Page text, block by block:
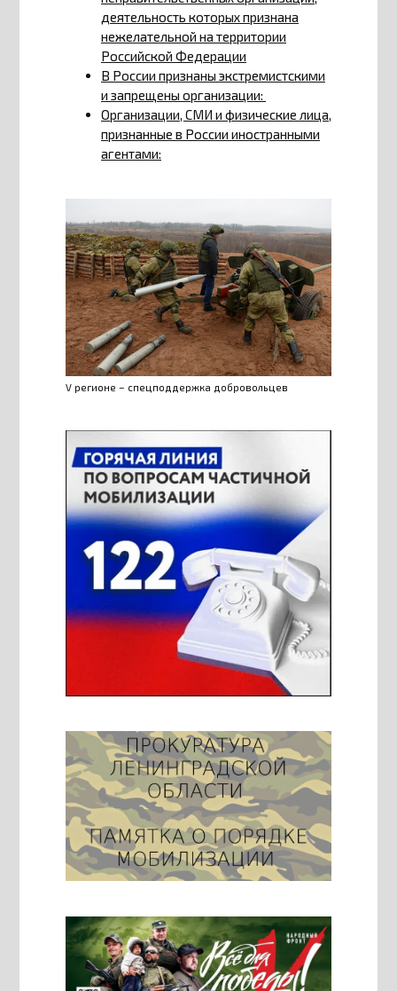
деятельность которых признана
нежелательной на территории
Российской Федерации
В России признаны экстремистскими
и запрещены организации:
Организации, СМИ и физические лица,
признанные в России иностранными
агентами:
V регионе – спецподдержка добровольцев